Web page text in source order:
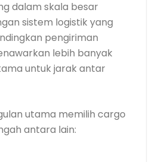
dalam skala besar
sistem logistik yang
pengiriman
lebih banyak
untuk jarak antar
utama memilih cargo
antara lain: